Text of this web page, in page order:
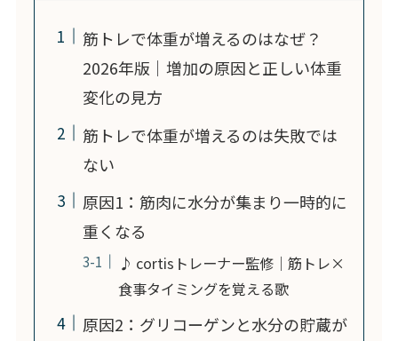
筋トレで体重が増えるのはなぜ？
2026年版｜増加の原因と正しい体重
変化の見方
筋トレで体重が増えるのは失敗では
ない
原因1：筋肉に水分が集まり一時的に
重くなる
♪ cortisトレーナー監修｜筋トレ×
食事タイミングを覚える歌
原因2：グリコーゲンと水分の貯蔵が